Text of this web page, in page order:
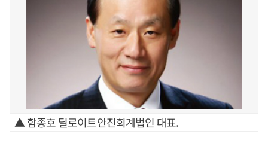
▲ 함종호 딜로이트안진회계법인 대표.